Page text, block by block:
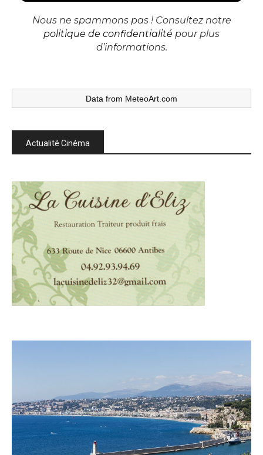
Nous ne spammons pas ! Consultez notre
politique de confidentialité pour plus
d’informations.
Data from MeteoArt.com
Actualité Cinéma